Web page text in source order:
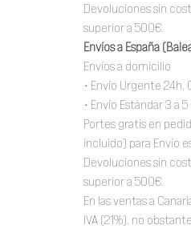
Devoluciones sin
superior a 500€.
Envíos a España
Envíos a domicilio
• Envío Urgente
• Envío Estándar 3 a
Portes gratis en
incluido) para Envío
Devoluciones sin
superior a 500€.
En las ventas a
IVA (21%), no